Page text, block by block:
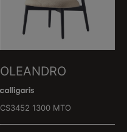
OLEANDRO
CS3452 1300 MTO